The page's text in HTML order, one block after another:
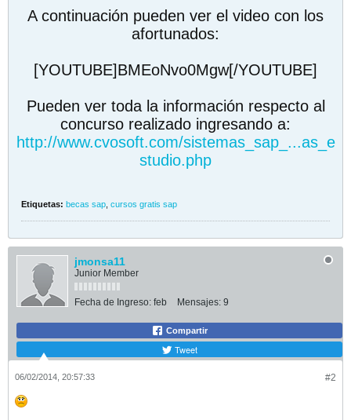
A continuación pueden ver el video con los
afortunados:
[YOUTUBE]BMEoNvo0Mgw[/YOUTUBE]
Pueden ver toda la información respecto al
concurso realizado ingresando a:
http://www.cvosoft.com/sistemas_sap_...as_e
studio.php
Etiquetas: becas sap cursos gratis sap
jmonsa11
Junior Member
Fecha de Ingreso: feb Mensajes: 9
Compartir
Tweet
#2
06/02/2014, 20:57:33